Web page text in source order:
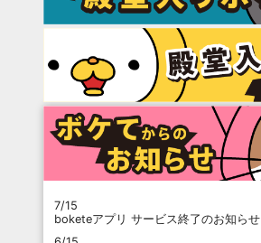
7/15
boketeアプリ サービス終了のお知らせ